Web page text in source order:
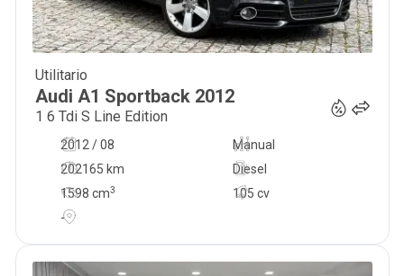
Utilitario
Audi A1 Sportback 2012
1 6 Tdi S Line Edition
2012 / 08
Manual
202165 km
105 cv
Diesel
1598 cm3
-